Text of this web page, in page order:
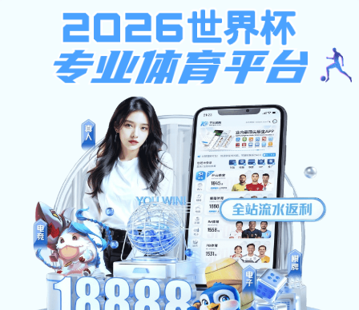
当前位置： 首页> 产品中心 >阳台系列>实木框架
产品中心